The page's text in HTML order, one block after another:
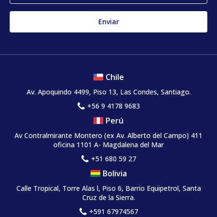
Chile
Av. Apoquindo 4499, Piso 13, Las Condes, Santiago.
+56 9 4178 9683
Perú
Av Contralmirante Montero (ex Av. Alberto del Campo) 411
oficina 1101 A- Magdalena del Mar
+51 680 59 27
Bolivia
Calle Tropical, Torre Alas l, Piso 6, Barrio Equipetrol, Santa
Cruz de la Sierra.
+591 67974567